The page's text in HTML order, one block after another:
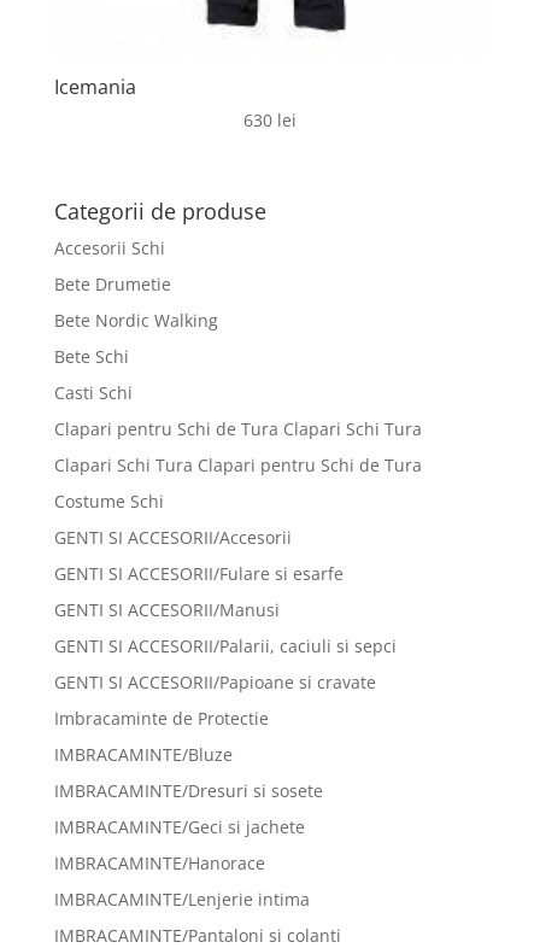
Icemania
630 lei
Categorii de produse
Accesorii Schi
Bete Drumetie
Bete Nordic Walking
Bete Schi
Casti Schi
Clapari pentru Schi de Tura Clapari Schi Tura
Clapari Schi Tura Clapari pentru Schi de Tura
Costume Schi
GENTI SI ACCESORII/Accesorii
GENTI SI ACCESORII/Fulare si esarfe
GENTI SI ACCESORII/Manusi
GENTI SI ACCESORII/Palarii, caciuli si sepci
GENTI SI ACCESORII/Papioane si cravate
Imbracaminte de Protectie
IMBRACAMINTE/Bluze
IMBRACAMINTE/Dresuri si sosete
IMBRACAMINTE/Geci si jachete
IMBRACAMINTE/Hanorace
IMBRACAMINTE/Lenjerie intima
IMBRACAMINTE/Pantaloni si colanti